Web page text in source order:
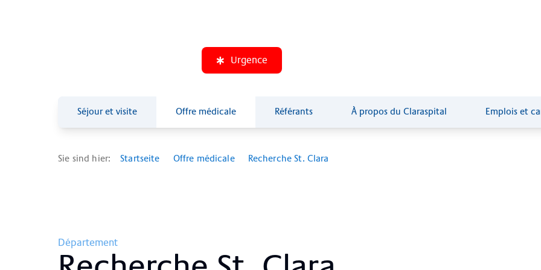
Urgence
Séjour et visite Offre médicale Référants À propos du Claraspital Emplois et
Sie sind hier: Startseite Offre médicale Recherche St. Clara
Département